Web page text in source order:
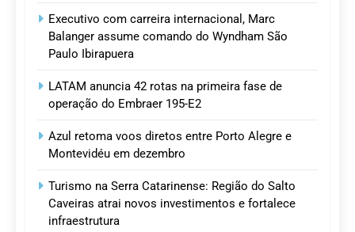
Executivo com carreira internacional, Marc
Balanger assume comando do Wyndham São
Paulo Ibirapuera
LATAM anuncia 42 rotas na primeira fase de
operação do Embraer 195-E2
Azul retoma voos diretos entre Porto Alegre e
Montevidéu em dezembro
Turismo na Serra Catarinense: Região do Salto
Caveiras atrai novos investimentos e fortalece
infraestrutura